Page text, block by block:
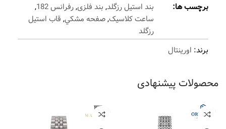
برچسب ها:
بند استيل رزگلد, بند فلزی,رفرانس 182
,
ساعت کلاسیک,صفحه مشکي, قاب استيل
رزگلد
برند: اورینتال
محصولات پیشنهادی